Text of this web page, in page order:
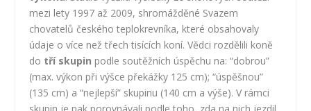
mezi lety 1997 až 2009, shromážděné Svazem
chovatelů českého teplokrevníka, které obsahovaly
údaje o více než třech tisících koní. Vědci rozdělili koně
do tří skupin podle soutěžních úspěchu na: “dobrou”
(max. výkon při výšce překážky 125 cm); “úspěšnou”
(135 cm) a “nejlepší” skupinu (140 cm a výše). V rámci